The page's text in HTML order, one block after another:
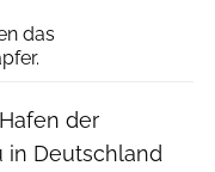
das
der
in Deutschland